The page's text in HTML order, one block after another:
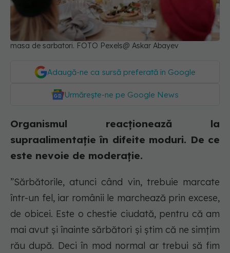
masa de sarbatori. FOTO Pexels@ Askar Abayev
Adaugă-ne ca sursă preferată în Google
Urmărește-ne pe Google News
Organismul reacționează la
supraalimentație în difeite moduri. De ce
este nevoie de moderație.
”Sărbătorile, atunci când vin, trebuie marcate
într-un fel, iar românii le marchează prin excese,
de obicei. Este o chestie ciudată, pentru că am
mai avut și înainte sărbători și știm că ne simțim
rău după. Deci în mod normal ar trebui să fim